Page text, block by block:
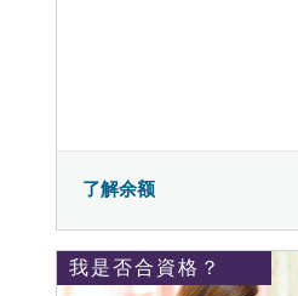
了解余额
我是否合資格？